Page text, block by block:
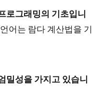
로그래밍의 기초입니
어는 람다 계산법을 기
밀성을 가지고 있습니